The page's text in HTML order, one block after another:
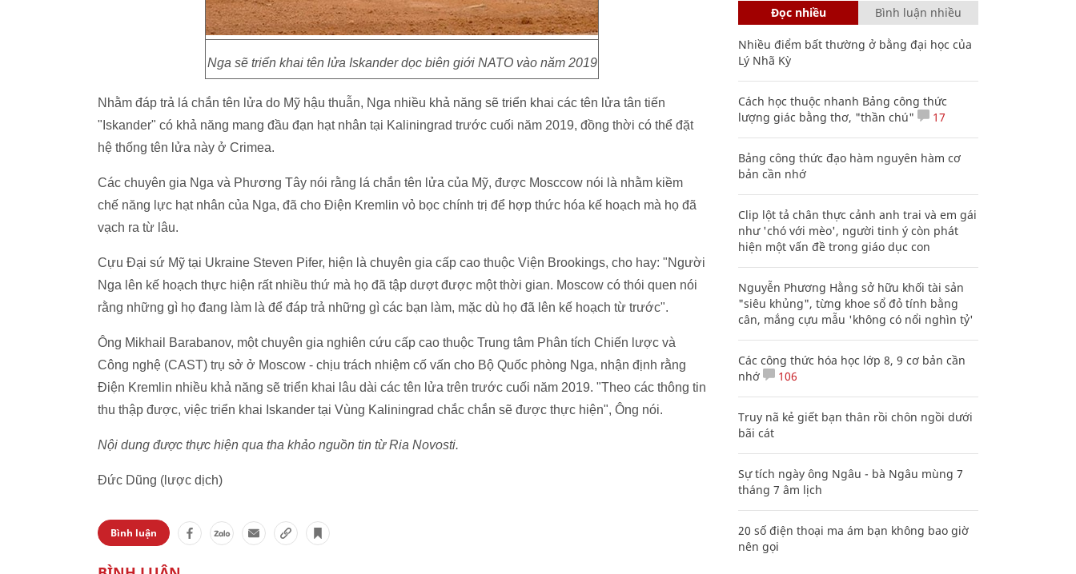
Nga sẽ triển khai tên lửa Iskander dọc biên giới NATO vào năm 2019
Nhằm đáp trả lá chắn tên lửa do Mỹ hậu thuẫn, Nga nhiều khả năng sẽ triển khai các tên lửa tân tiến
"Iskander" có khả năng mang đầu đạn hạt nhân tại Kaliningrad trước cuối năm 2019, đồng thời có thể đặt
hệ thống tên lửa này ở Crimea.
Các chuyên gia Nga và Phương Tây nói rằng lá chắn tên lửa của Mỹ, được Mosccow nói là nhằm kiềm
chế năng lực hạt nhân của Nga, đã cho Điện Kremlin vỏ bọc chính trị để hợp thức hóa kế hoạch mà họ đã
vạch ra từ lâu.
Cựu Đại sứ Mỹ tại Ukraine Steven Pifer, hiện là chuyên gia cấp cao thuộc Viện Brookings, cho hay: "Người
Nga lên kế hoạch thực hiện rất nhiều thứ mà họ đã tập dượt được một thời gian. Moscow có thói quen nói
rằng những gì họ đang làm là để đáp trả những gì các bạn làm, mặc dù họ đã lên kế hoạch từ trước".
Ông Mikhail Barabanov, một chuyên gia nghiên cứu cấp cao thuộc Trung tâm Phân tích Chiến lược và
Công nghệ (CAST) trụ sở ở Moscow - chịu trách nhiệm cố vấn cho Bộ Quốc phòng Nga, nhận định rằng
Điện Kremlin nhiều khả năng sẽ triển khai lâu dài các tên lửa trên trước cuối năm 2019. "Theo các thông tin
thu thập được, việc triển khai Iskander tại Vùng Kaliningrad chắc chắn sẽ được thực hiện", Ông nói.
Nội dung được thực hiện qua tha khảo nguồn tin từ Ria Novosti.
Đức Dũng (lược dịch)
Bình luận
Đọc nhiều Bình luận nhiều
Nhiều điểm bất thường ở bằng đại học của
Lý Nhã Kỳ
Cách học thuộc nhanh Bảng công thức
lượng giác bằng thơ, "thần chú"
17
Bảng công thức đạo hàm nguyên hàm cơ
bản cần nhớ
Clip lột tả chân thực cảnh anh trai và em gái
như 'chó với mèo', người tinh ý còn phát
hiện một vấn đề trong giáo dục con
Nguyễn Phương Hằng sở hữu khối tài sản
"siêu khủng", từng khoe sổ đỏ tính bằng
cân, mắng cựu mẫu 'không có nổi nghìn tỷ'
Các công thức hóa học lớp 8, 9 cơ bản cần
nhớ
106
Truy nã kẻ giết bạn thân rồi chôn ngồi dưới
bãi cát
Sự tích ngày ông Ngâu - bà Ngâu mùng 7
tháng 7 âm lịch
20 số điện thoại ma ám bạn không bao giờ
nên gọi